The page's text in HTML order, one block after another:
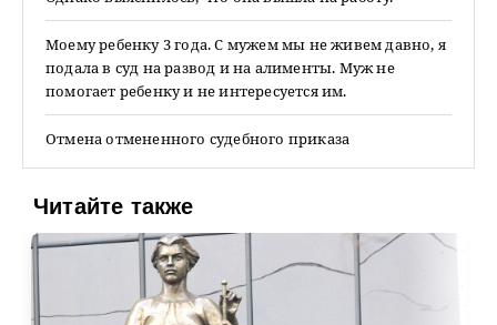
Моему ребенку 3 года. С мужем мы не живем давно, я
подала в суд на развод и на алименты. Муж не
помогает ребенку и не интересуется им.
Отмена отмененного судебного приказа
Читайте также